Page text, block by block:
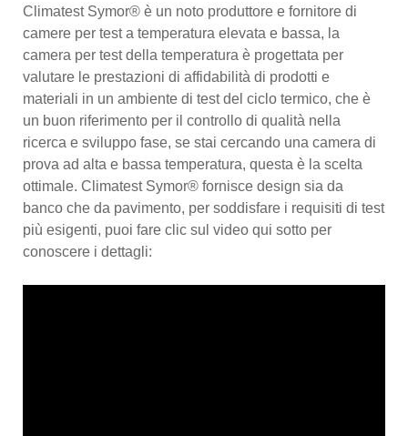
Climatest Symor® è un noto produttore e fornitore di
camere per test a temperatura elevata e bassa, la
camera per test della temperatura è progettata per
valutare le prestazioni di affidabilità di prodotti e
materiali in un ambiente di test del ciclo termico, che è
un buon riferimento per il controllo di qualità nella
ricerca e sviluppo fase, se stai cercando una camera di
prova ad alta e bassa temperatura, questa è la scelta
ottimale. Climatest Symor® fornisce design sia da
banco che da pavimento, per soddisfare i requisiti di test
più esigenti, puoi fare clic sul video qui sotto per
conoscere i dettagli: